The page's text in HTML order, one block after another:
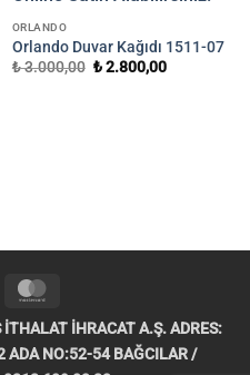
ORLANDO
Orlando Duvar Kağıdı 1511-07
₺3.000,00 Orijinal
₺2.800,00Şu
Visa
İTHALAT İHRACAT A.Ş. ADRES:
ADA NO:52-54 BAĞCILAR /